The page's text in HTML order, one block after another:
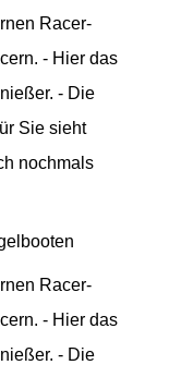
Racer-
- Hier das
- Die
Sie sieht
nochmals
Racer-
- Hier das
- Die